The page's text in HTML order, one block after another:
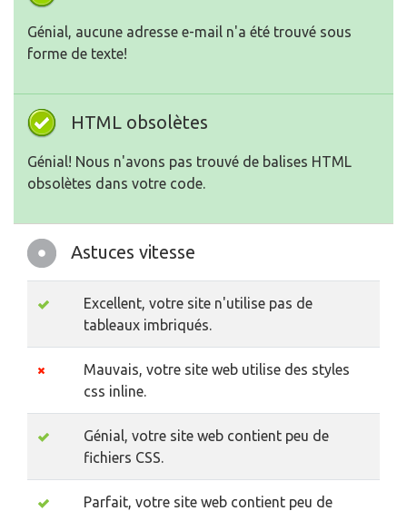
Génial, aucune adresse e-mail n'a été trouvé sous
forme de texte!
HTML obsolètes
Génial! Nous n'avons pas trouvé de balises HTML
obsolètes dans votre code.
Astuces vitesse
Excellent, votre site n'utilise pas de
tableaux imbriqués.
Mauvais, votre site web utilise des styles
css inline.
Génial, votre site web contient peu de
fichiers CSS.
Parfait, votre site web contient peu de